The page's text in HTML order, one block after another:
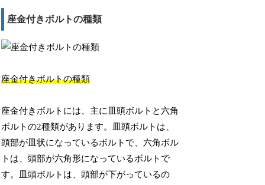
座金付きボルトの種類
座金付きボルトの種類
座金付きボルトには、主に皿頭ボルトと六角
ボルトの2種類があります。皿頭ボルトは、
頭部が皿状になっているボルトで、六角ボル
トは、頭部が六角形になっているボルトで
す。皿頭ボルトは、頭部が下がっているの